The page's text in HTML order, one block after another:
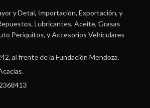
y Detal, Importación, Exportación, y
Lubricantes, Aceite, Grasas
Periquitos, y Accesorios Vehiculares
al frente de la Fundación Mendoza.